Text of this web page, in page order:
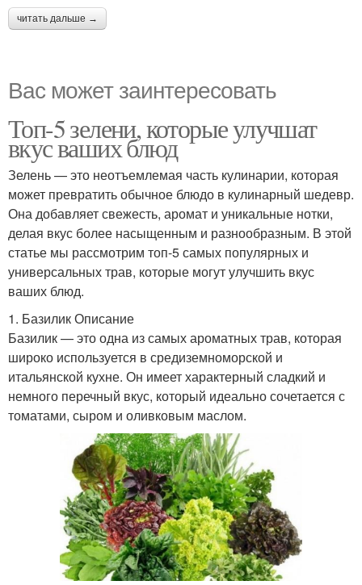
читать дальше →
Вас может заинтересовать
Топ-5 зелени, которые улучшат
вкус ваших блюд
Зелень — это неотъемлемая часть кулинарии, которая
может превратить обычное блюдо в кулинарный шедевр.
Она добавляет свежесть, аромат и уникальные нотки,
делая вкус более насыщенным и разнообразным. В этой
статье мы рассмотрим топ-5 самых популярных и
универсальных трав, которые могут улучшить вкус
ваших блюд.
1. Базилик Описание
Базилик — это одна из самых ароматных трав, которая
широко используется в средиземноморской и
итальянской кухне. Он имеет характерный сладкий и
немного перечный вкус, который идеально сочетается с
томатами, сыром и оливковым маслом.